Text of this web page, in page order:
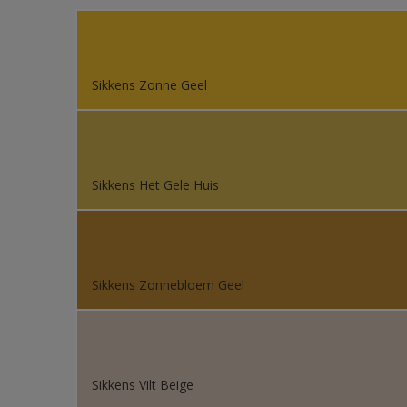
Sikkens
Sikkens Zonne Geel
Sikkens Het Gele Huis
Sikkens Zonnebloem Geel
Sikkens Vilt Beige